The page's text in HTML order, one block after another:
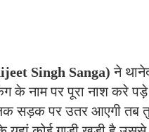
Singh Sanga) ने
के नाम पर पूरा नाश करे पड़े
सड़क पर उतर आएगी तब